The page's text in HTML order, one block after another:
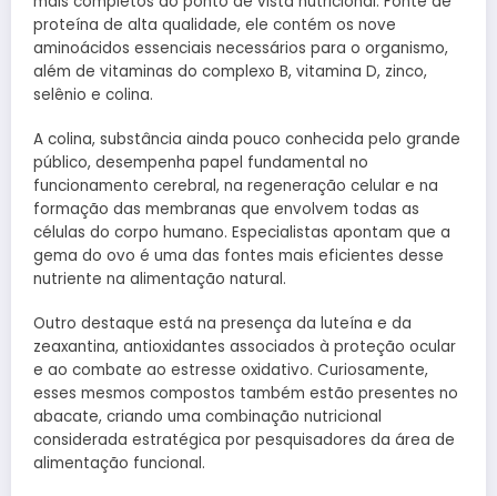
proteína de alta qualidade, ele contém os nove
aminoácidos essenciais necessários para o organismo,
além de vitaminas do complexo B, vitamina D, zinco,
selênio e colina.
A colina, substância ainda pouco conhecida pelo grande
público, desempenha papel fundamental no
funcionamento cerebral, na regeneração celular e na
formação das membranas que envolvem todas as
células do corpo humano. Especialistas apontam que a
gema do ovo é uma das fontes mais eficientes desse
nutriente na alimentação natural.
Outro destaque está na presença da luteína e da
zeaxantina, antioxidantes associados à proteção ocular
e ao combate ao estresse oxidativo. Curiosamente,
esses mesmos compostos também estão presentes no
abacate, criando uma combinação nutricional
considerada estratégica por pesquisadores da área de
alimentação funcional.